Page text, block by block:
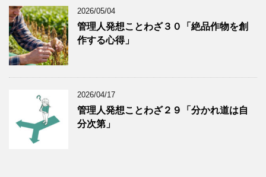
2026/05/04
管理人発想ことわざ３０「絶品作物を創
作する心得」
2026/04/17
管理人発想ことわざ２９「分かれ道は自
分次第」